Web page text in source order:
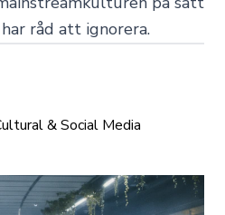
råd att ignorera.
& Social Media